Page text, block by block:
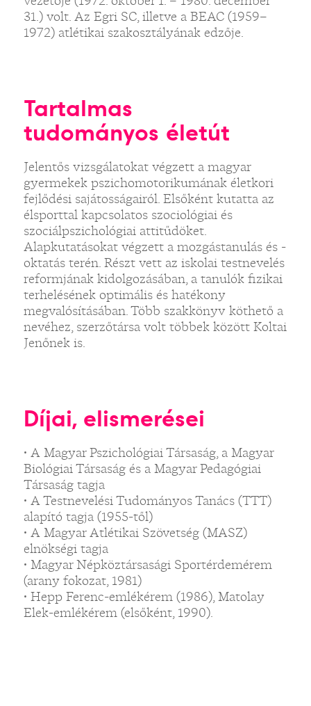
31.) volt. Az Egri SC, illetve a BEAC (1959–
1972) atlétikai szakosztályának edzője.
Tartalmas
tudományos életút
Jelentős vizsgálatokat végzett a magyar
gyermekek pszichomotorikumának életkori
fejlődési sajátosságairól. Elsőként kutatta az
élsporttal kapcsolatos szociológiai és
szociálpszichológiai attitűdöket.
Alapkutatásokat végzett a mozgástanulás és -
oktatás terén. Részt vett az iskolai testnevelés
reformjának kidolgozásában, a tanulók fizikai
terhelésének optimális és hatékony
megvalósításában. Több szakkönyv köthető a
nevéhez, szerzőtársa volt többek között Koltai
Jenőnek is.
Díjai, elismerései
• A Magyar Pszichológiai Társaság, a Magyar
Biológiai Társaság és a Magyar Pedagógiai
Társaság tagja
• A Testnevelési Tudományos Tanács (TTT)
alapító tagja (1955-től)
• A Magyar Atlétikai Szövetség (MASZ)
elnökségi tagja
• Magyar Népköztársasági Sportérdemérem
(arany fokozat, 1981)
• Hepp Ferenc-emlékérem (1986), Matolay
Elek-emlékérem (elsőként, 1990).